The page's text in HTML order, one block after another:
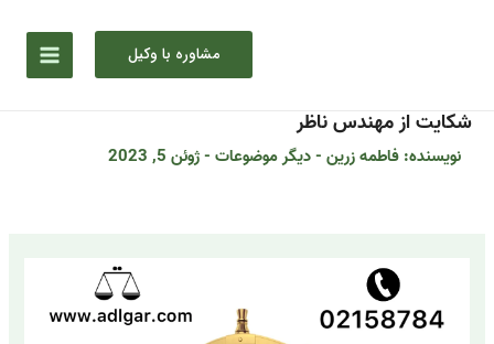
مشاوره با وکیل
شکایت از مهندس ناظر
نویسنده: فاطمه زرین -دیگر موضوعات -ژوئن 5, 2023